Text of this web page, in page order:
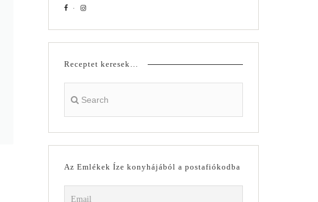
Receptet keresek…
Az Emlékek Íze konyhájából a postafiókodba